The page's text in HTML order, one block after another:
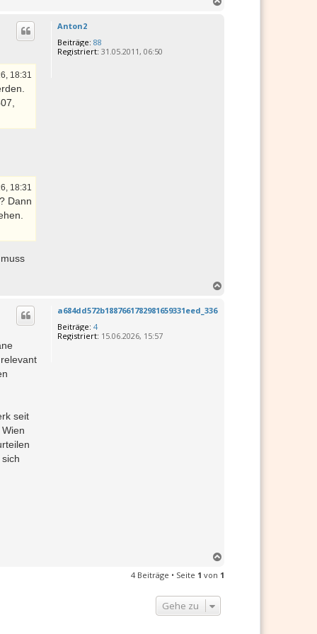
Anton2
Beiträge: 88
Registriert: 31.05.2011, 06:50
18:31
18:31
Dann
a684dd572b1887661782981659331eed_336
Beiträge: 4
Registriert: 15.06.2026, 15:57
seit
4 Beiträge • Seite 1 von 1
Gehe zu